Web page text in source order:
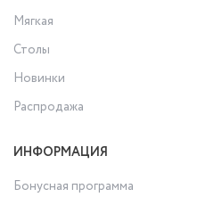
Мягкая
Столы
Новинки
Распродажа
ИНФОРМАЦИЯ
Бонусная программа